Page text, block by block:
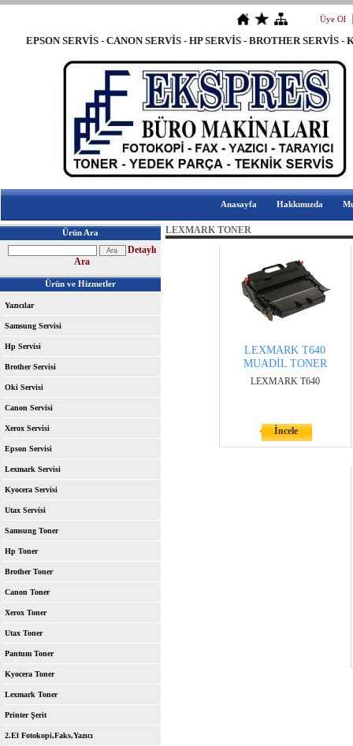
Üye Ol
EPSON SERVİS - CANON SERVİS - HP SERVİS - BROTHER
Anasayfa Hakkımızda
Ürün Ara
Detaylı
Ara
Ürün ve Hizmetler
Yazıcılar
Samsung Servisi
Hp Servisi
Brother Servisi
Oki Servisi
Canon Servisi
Xerox Servisi
Epson Servisi
Lexmark Servisi
Kyocera Servisi
Utax Servisi
Samsung Toner
Hp Toner
Brother Toner
Canon Toner
Xerox Toner
Utax Toner
Pantum Toner
Kyocera Toner
Lexmark Toner
Printer Şerit
2.El Fotokopi,Faks,Yazıcı
LEXMARK TONER
LEXMARK T640
MUADİL TONER
LEXMARK T640
İncele